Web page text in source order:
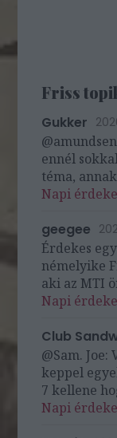
Friss
Gukker
ennél
téma,
Napi
geegee
Érdekes
némelyike
aki az MTI
Napi
Club
@Sam.
keppel
7 kellene
Napi